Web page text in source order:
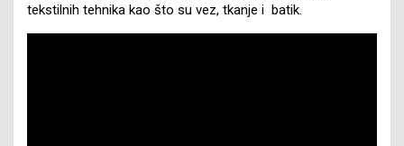
tekstilnih tehnika kao što su vez, tkanje i batik.